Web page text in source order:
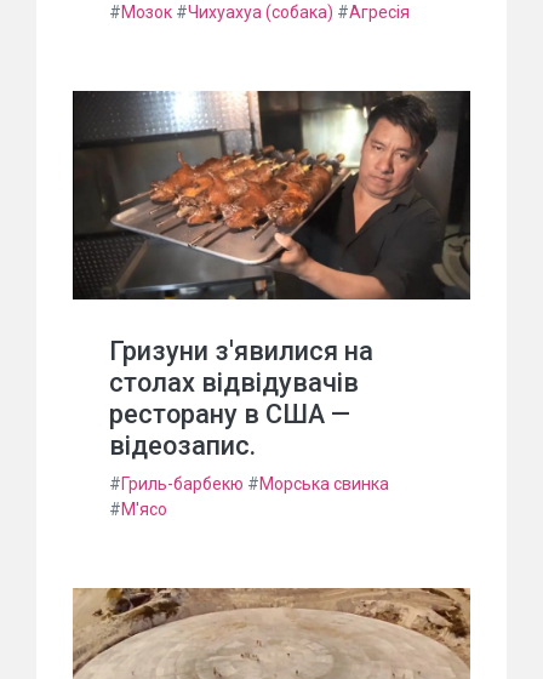
#Мозок #Чихуахуа (собака) #Агресія
Гризуни з'явилися на
столах відвідувачів
ресторану в США —
відеозапис.
#Гриль-барбекю #Морська свинка
#М'ясо